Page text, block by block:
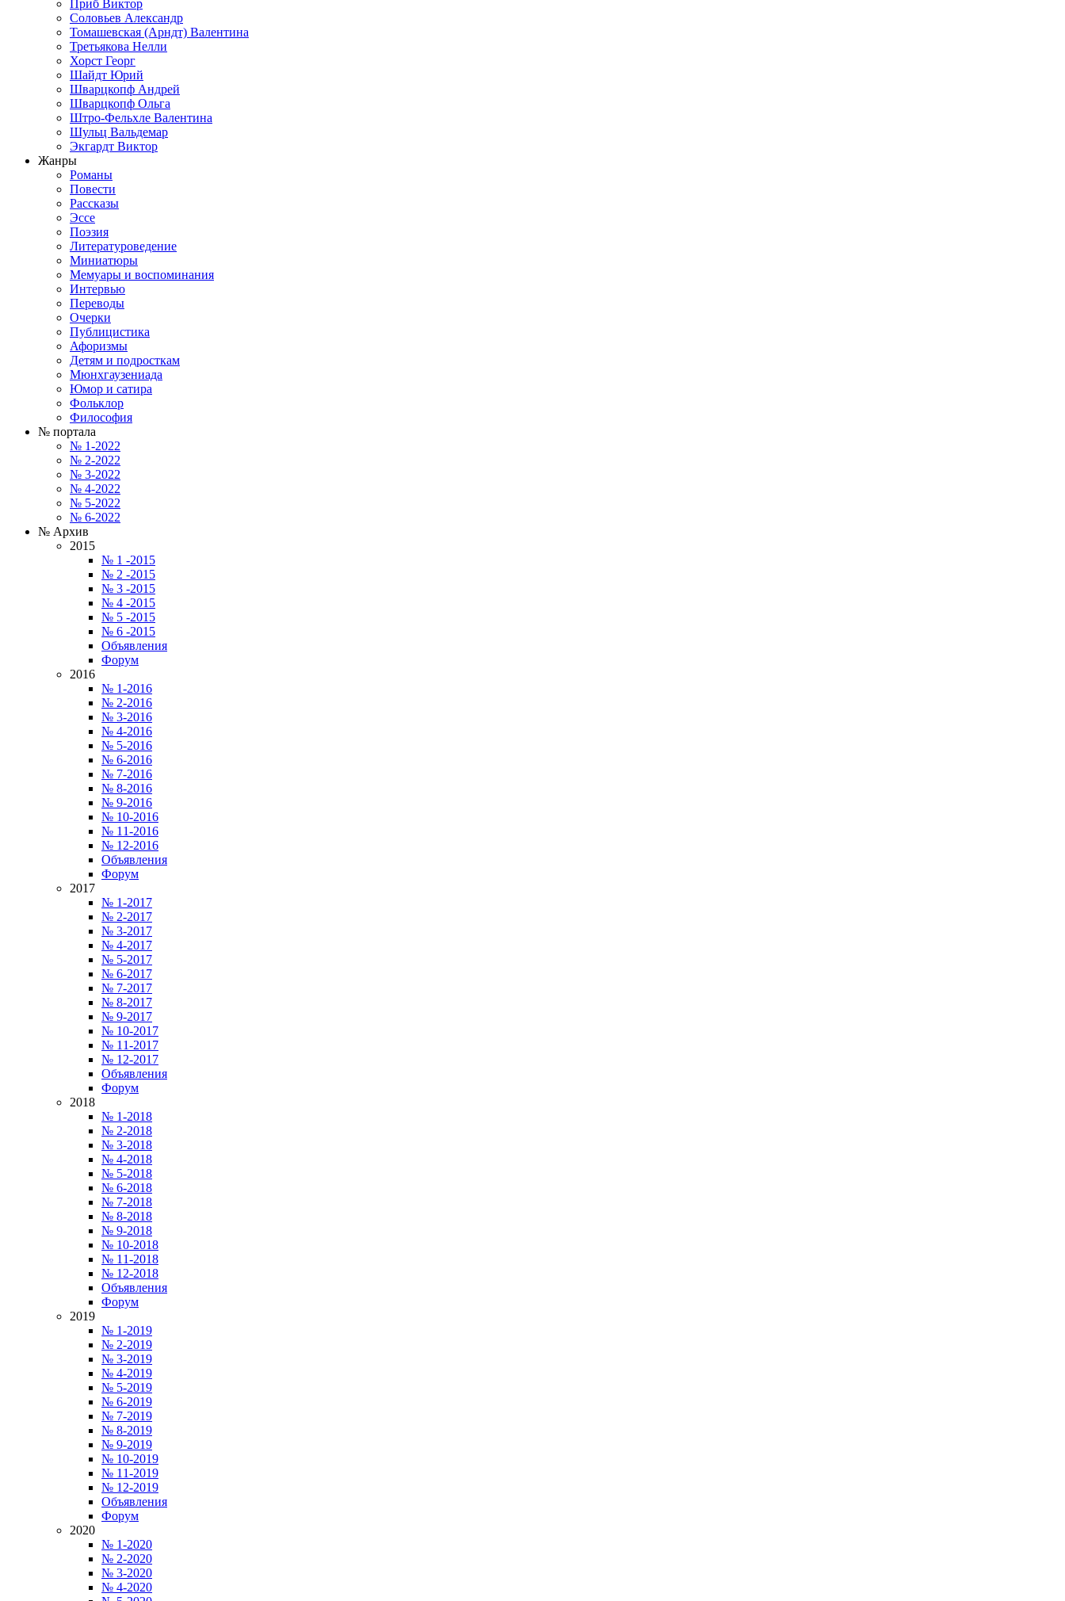
Приб Виктор
Соловьев Александр
Томашевская (Арндт) Валентина
Третьякова Нелли
Хорст Георг
Шайдт Юрий
Шварцкопф Андрей
Шварцкопф Ольга
Штро-Фельхле Валентина
Шульц Вальдемар
Экгардт Виктор
Жанры
Романы
Повести
Рассказы
Эссе
Поэзия
Литературоведение
Миниатюры
Мемуары и воспоминания
Интервью
Переводы
Очерки
Публицистика
Афоризмы
Детям и подросткам
Мюнхгаузениада
Юмор и сатира
Фольклор
Философия
№ портала
№ 1-2022
№ 2-2022
№ 3-2022
№ 4-2022
№ 5-2022
№ 6-2022
№ Архив
2015
№ 1 -2015
№ 2 -2015
№ 3 -2015
№ 4 -2015
№ 5 -2015
№ 6 -2015
Объявления
Форум
2016
№ 1-2016
№ 2-2016
№ 3-2016
№ 4-2016
№ 5-2016
№ 6-2016
№ 7-2016
№ 8-2016
№ 9-2016
№ 10-2016
№ 11-2016
№ 12-2016
Объявления
Форум
2017
№ 1-2017
№ 2-2017
№ 3-2017
№ 4-2017
№ 5-2017
№ 6-2017
№ 7-2017
№ 8-2017
№ 9-2017
№ 10-2017
№ 11-2017
№ 12-2017
Объявления
Форум
2018
№ 1-2018
№ 2-2018
№ 3-2018
№ 4-2018
№ 5-2018
№ 6-2018
№ 7-2018
№ 8-2018
№ 9-2018
№ 10-2018
№ 11-2018
№ 12-2018
Объявления
Форум
2019
№ 1-2019
№ 2-2019
№ 3-2019
№ 4-2019
№ 5-2019
№ 6-2019
№ 7-2019
№ 8-2019
№ 9-2019
№ 10-2019
№ 11-2019
№ 12-2019
Объявления
Форум
2020
№ 1-2020
№ 2-2020
№ 3-2020
№ 4-2020